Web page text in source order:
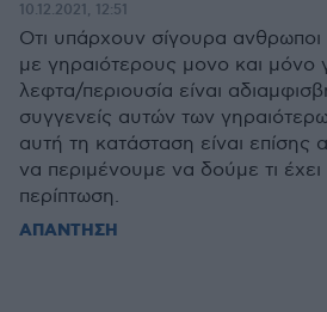
10.12.2021, 12:51
Οτι υπάρχουν σίγουρα
με γηραιότερους μονο και μόνο
λεφτα/περιουσία είναι
συγγενείς αυτών των
αυτή τη κατάσταση είναι επίσης
να περιμένουμε να δούμε τι
περίπτωση.
ΑΠΑΝΤΗΣΗ